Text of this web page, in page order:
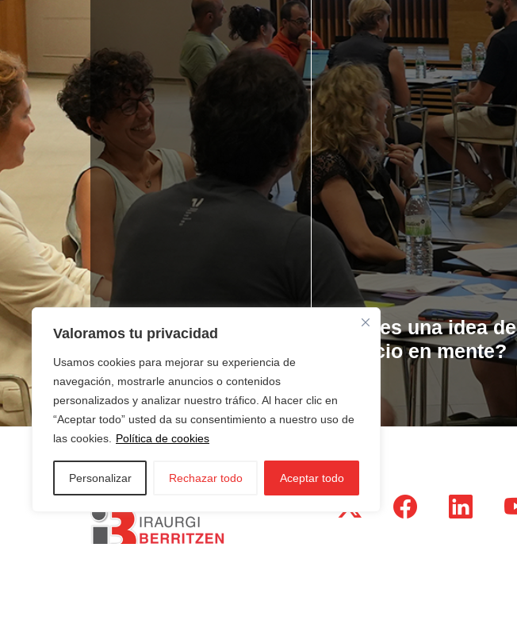
Valoramos tu privacidad
Usamos cookies para mejorar su experiencia de
navegación, mostrarle anuncios o contenidos
personalizados y analizar nuestro tráfico. Al hacer clic en
“Aceptar todo” usted da su consentimiento a nuestro uso de
las cookies.
Política de cookies
Personalizar Rechazar todo Aceptar todo
¿Buscas empleo?
¿Tienes una idea de
negocio en mente?